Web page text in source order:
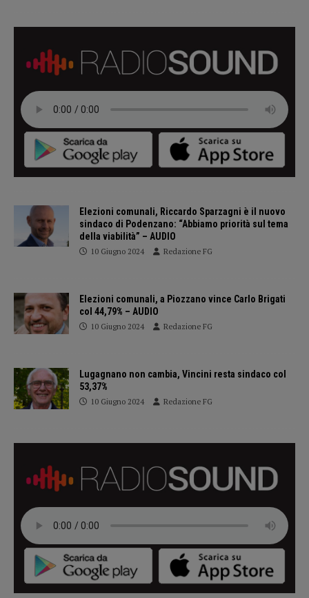
Elezioni comunali, Riccardo Sparzagni è il nuovo
sindaco di Podenzano: “Abbiamo priorità sul tema
della viabilità” – AUDIO
10 Giugno 2024 Redazione FG
Elezioni comunali, a Piozzano vince Carlo Brigati
col 44,79% – AUDIO
10 Giugno 2024 Redazione FG
Lugagnano non cambia, Vincini resta sindaco col
53,37%
10 Giugno 2024 Redazione FG